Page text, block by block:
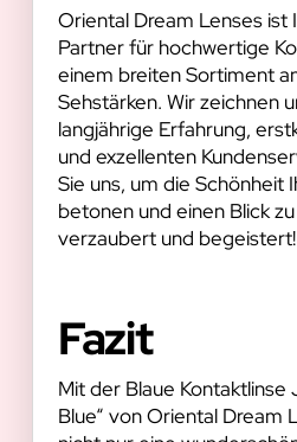
Oriental Dream Lenses ist
Partner für hochwertige
einem breiten Sortiment
Sehstärken. Wir zeichnen
langjährige Erfahrung,
und exzellenten
Sie uns, um die Schönheit
betonen und einen Blick
verzaubert und begeistert!
Fazit
Mit der Blaue Kontaktlinse
Blue“ von Oriental Dream